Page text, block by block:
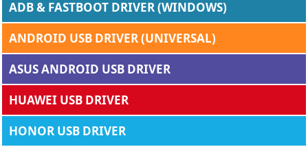
ADB & FASTBOOT DRIVER (WINDOWS)
ANDROID USB DRIVER (UNIVERSAL)
ASUS ANDROID USB DRIVER
HUAWEI USB DRIVER
HONOR USB DRIVER